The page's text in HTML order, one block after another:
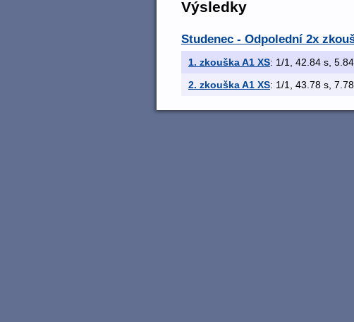
Výsledky
Studenec - Odpolední 2x
1. zkouška A1 XS: 1/1, 42.84 s,
2. zkouška A1 XS: 1/1, 43.78 s,